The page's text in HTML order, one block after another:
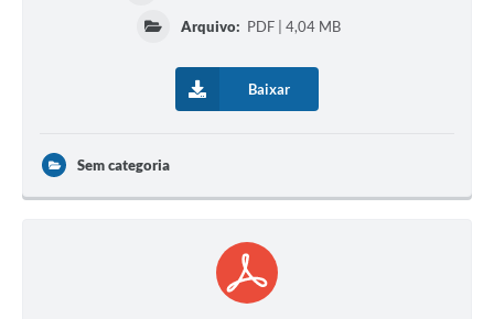
Arquivo: PDF | 4,04 MB
Baixar
Sem categoria